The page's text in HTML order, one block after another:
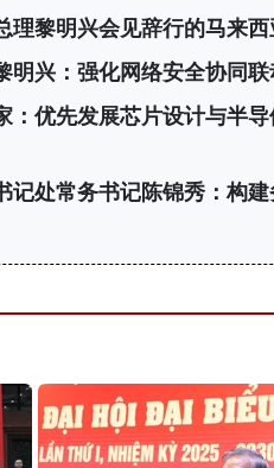
理黎明兴会见辞行的马来
明兴：强化网络安全协同
：优先发展芯片设计与半
记处常务书记陈锦秀：构